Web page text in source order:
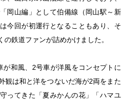
岡山編」として伯備線（岡山駅～新
今回が初運行となることもあり、そ
鉄道ファンが詰めかけました。
が和風、2号車が洋風をコンセプトに
観は和と洋をつないだ海が2両をまた
ってきた「夏みかんの花」「ハマユ